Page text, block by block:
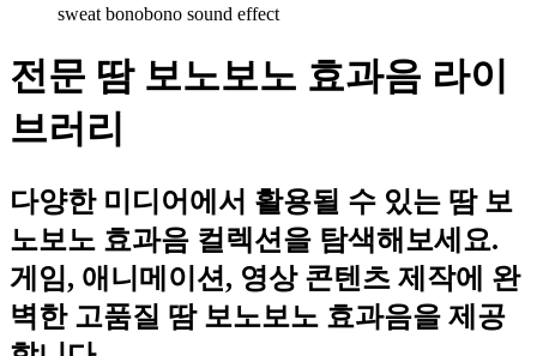
sweat bonobono sound effect
전문 땀 보노보노 효과음 라이
브러리
다양한 미디어에서 활용될 수 있는 땀 보
노보노 효과음 컬렉션을 탐색해보세요.
게임, 애니메이션, 영상 콘텐츠 제작에 완
벽한 고품질 땀 보노보노 효과음을 제공